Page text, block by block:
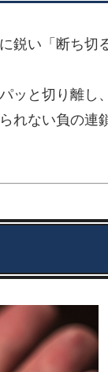
鋭い「断ち切
ッと切り離し
れない負の連